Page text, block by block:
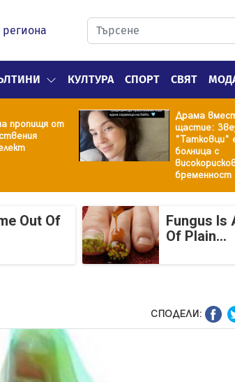
КУЛТУРА СПОРТ СВЯТ
пропищя от
Драма
щастие:
"Татковци"
болница с
бременност
Out Of
Fungus Is
Of Plain...
СПОДЕЛИ: